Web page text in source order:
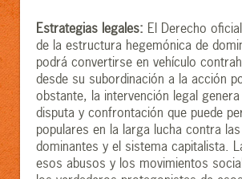
Estrategias legales: El Derecho
de la estructura hegemónica de
podrá convertirse en vehículo
desde su subordinación a la acción
obstante, la intervención legal
disputa y confrontación que puede
populares en la larga lucha contra
dominantes y el sistema capitalista.
esos abusos y los movimientos